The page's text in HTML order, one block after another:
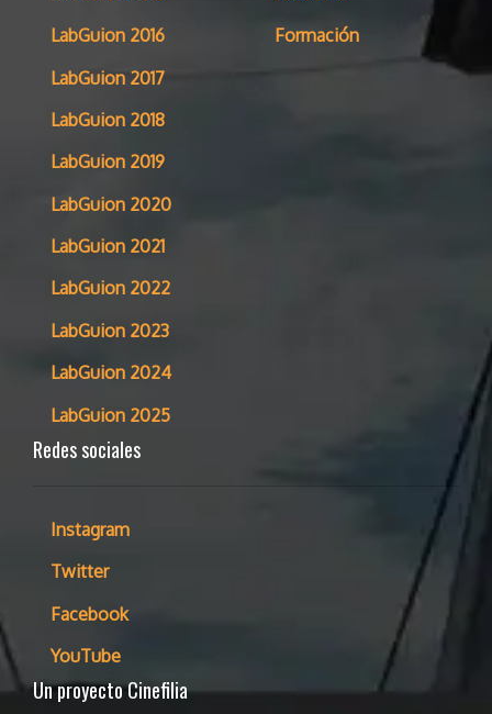
LabGuion 2016
LabGuion 2017
LabGuion 2018
LabGuion 2019
LabGuion 2020
LabGuion 2021
LabGuion 2022
LabGuion 2023
LabGuion 2024
LabGuion 2025
Formación
Redes sociales
Instagram
Twitter
Facebook
YouTube
Un proyecto Cinefilia